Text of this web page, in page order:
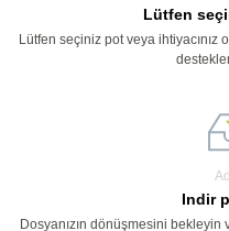
Lütfen
Lütfen seçiniz pot veya
Indir
Dosyanızın dönüşmesini